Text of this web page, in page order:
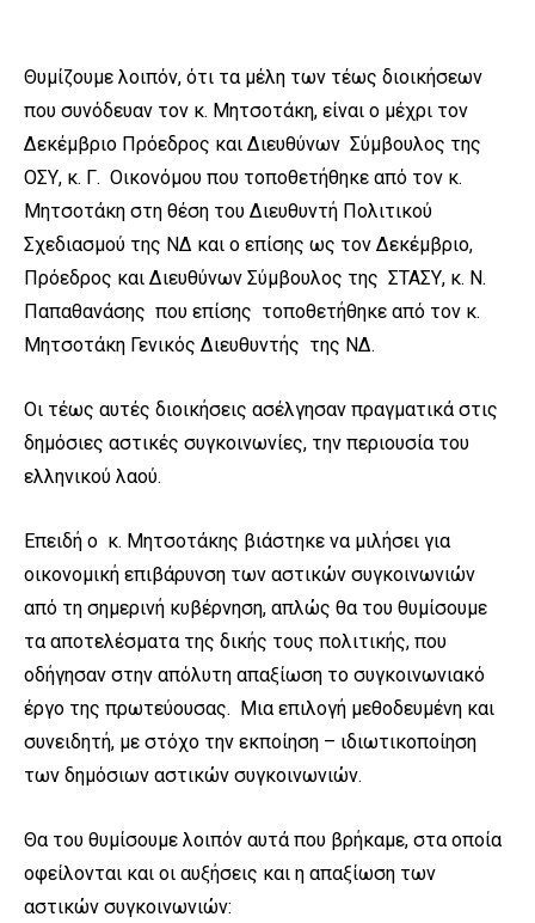
Θυμίζουμε λοιπόν, ότι τα μέλη των τέως διοικήσεων
που συνόδευαν τον κ. Μητσοτάκη, είναι ο μέχρι τον
Δεκέμβριο Πρόεδρος και Διευθύνων Σύμβουλος της
ΟΣΥ, κ. Γ. Οικονόμου που τοποθετήθηκε από τον κ.
Μητσοτάκη στη θέση του Διευθυντή Πολιτικού
Σχεδιασμού της ΝΔ και ο επίσης ως τον Δεκέμβριο,
Πρόεδρος και Διευθύνων Σύμβουλος της ΣΤΑΣΥ, κ. Ν.
Παπαθανάσης που επίσης τοποθετήθηκε από τον κ.
Μητσοτάκη Γενικός Διευθυντής της ΝΔ.
Οι τέως αυτές διοικήσεις ασέλγησαν πραγματικά στις
δημόσιες αστικές συγκοινωνίες, την περιουσία του
ελληνικού λαού.
Επειδή ο κ. Μητσοτάκης βιάστηκε να μιλήσει για
οικονομική επιβάρυνση των αστικών συγκοινωνιών
από τη σημερινή κυβέρνηση, απλώς θα του θυμίσουμε
τα αποτελέσματα της δικής τους πολιτικής, που
οδήγησαν στην απόλυτη απαξίωση το συγκοινωνιακό
έργο της πρωτεύουσας. Μια επιλογή μεθοδευμένη και
συνειδητή, με στόχο την εκποίηση – ιδιωτικοποίηση
των δημόσιων αστικών συγκοινωνιών.
Θα του θυμίσουμε λοιπόν αυτά που βρήκαμε, στα οποία
οφείλονται και οι αυξήσεις και η απαξίωση των
αστικών συγκοινωνιών: